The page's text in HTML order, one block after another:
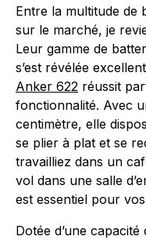
Entre la multitude de
sur le marché, je
Leur gamme de
s’est révélée
Anker 622 réussit
fonctionnalité. Avec
centimètre, elle
se plier à plat et se
travailliez dans un
vol dans une salle
est essentiel pour
Dotée d’une